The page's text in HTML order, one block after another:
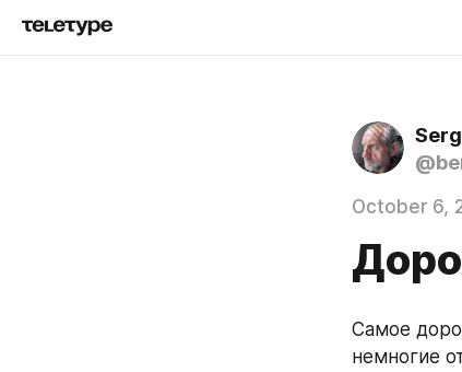
October 6,
Самое
немногие